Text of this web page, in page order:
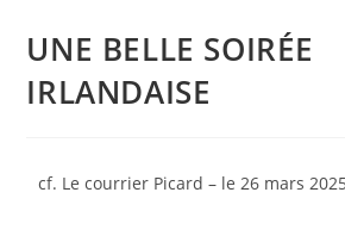
UNE BELLE SOIRÉE
IRLANDAISE
cf. Le courrier Picard – le 26 mars